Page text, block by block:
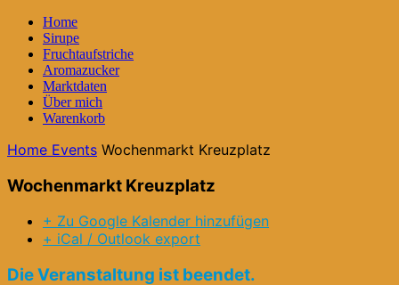
Home
Sirupe
Fruchtaufstriche
Aromazucker
Marktdaten
Über mich
Warenkorb
Home Events Wochenmarkt Kreuzplatz
Wochenmarkt Kreuzplatz
+ Zu Google Kalender hinzufügen
+ iCal / Outlook export
Die Veranstaltung ist beendet.